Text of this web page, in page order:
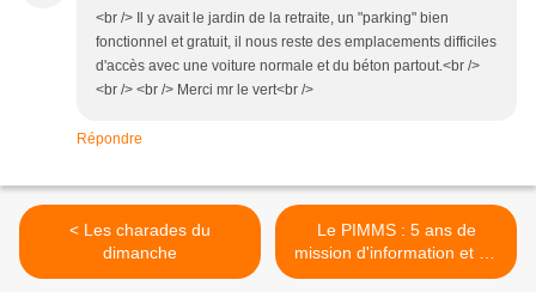
<br /> Il y avait le jardin de la retraite, un "parking" bien
fonctionnel et gratuit, il nous reste des emplacements difficiles
d'accès avec une voiture normale et du béton partout.<br />
<br /> <br /> Merci mr le vert<br />
Répondre
< Les charades du
dimanche
Le PIMMS : 5 ans de
mission d'information et de
médiation >